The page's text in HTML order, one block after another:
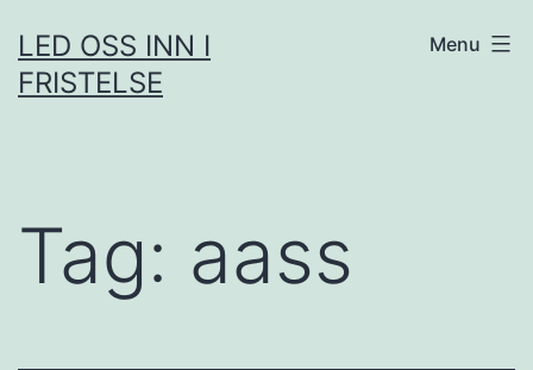
to
content
LED OSS INN I
FRISTELSE
Menu
Tag: aass